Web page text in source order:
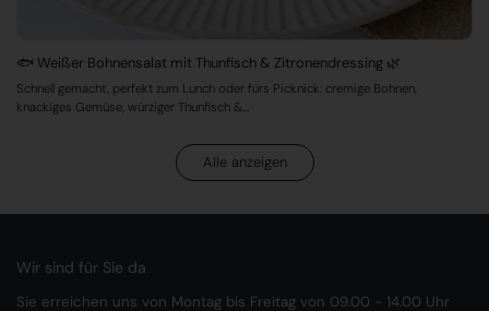
🐟 Weißer Bohnensalat mit Thunfisch & Zitronendressing 🌿
Schnell gemacht, perfekt zum Lunch oder fürs Picknick: cremige Bohnen,
knackiges Gemüse, würziger Thunfisch &...
Alle anzeigen
Wir sind für Sie da
Sie erreichen uns von Montag bis Freitag von 09.00 - 14.00 Uhr